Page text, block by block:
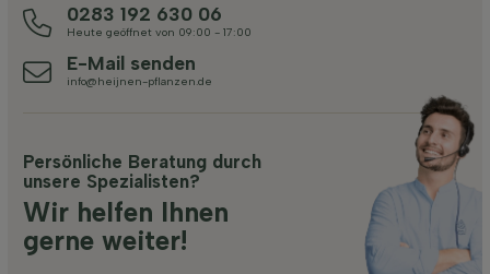
0283 192 630 06
Heute geöffnet von 09:00 - 17:00
E-Mail senden
info@heijnen-pflanzen.de
Persönliche Beratung durch
unsere Spezialisten?
Wir helfen Ihnen
gerne weiter!